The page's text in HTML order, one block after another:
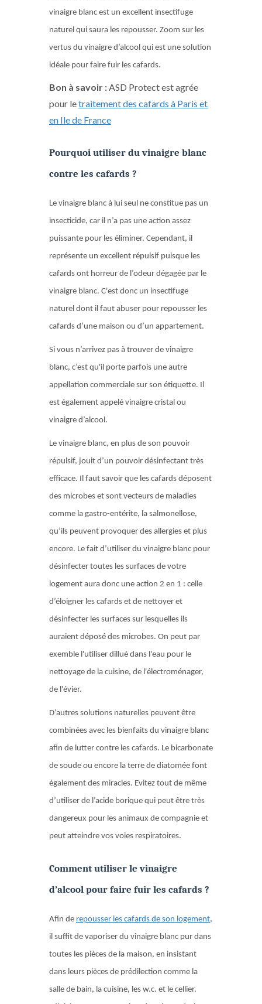
vinaigre blanc est un excellent insectifuge
naturel qui saura les repousser. Zoom sur les
vertus du vinaigre d’alcool qui est une solution
idéale pour faire fuir les cafards.
Bon à savoir :ASD Protect est agrée
pour letraitement des cafards à Paris et
en Ile de France
Pourquoi utiliser du vinaigre blanc
contre les cafards ?
Le vinaigre blanc à lui seul ne constitue pas un
insecticide, car il n’a pas une action assez
puissante pour les éliminer. Cependant, il
représente un excellent répulsif puisque les
cafards ont horreur de l’odeur dégagée par le
vinaigre blanc. C'est donc un insectifuge
naturel dont il faut abuser pour repousser les
cafards d’une maison ou d’un appartement.
Si vous n’arrivez pas à trouver de vinaigre
blanc, c’est qu'il porte parfois une autre
appellation commerciale sur son étiquette. Il
est également appelé vinaigre cristal ou
vinaigre d’alcool.
Le vinaigre blanc, en plus de son pouvoir
répulsif, jouit d’un pouvoir désinfectant très
efficace. Il faut savoir que les cafards déposent
des microbes et sont vecteurs de maladies
comme la gastro-entérite, la salmonellose,
qu’ils peuvent provoquer des allergies et plus
encore. Le fait d’utiliser du vinaigre blanc pour
désinfecter toutes les surfaces de votre
logement aura donc une action 2 en 1 : celle
d’éloigner les cafards et de nettoyer et
désinfecter les surfaces sur lesquelles ils
auraient déposé des microbes. On peut par
exemble l'utiliser dillué dans l'eau pour le
nettoyage de la cuisine, de l'électroménager,
de l'évier.
D’autres solutions naturelles peuvent être
combinées avec les bienfaits du vinaigre blanc
afin de lutter contre les cafards. Le bicarbonate
de soude ou encore la terre de diatomée font
également des miracles. Evitez tout de même
d’utiliser de l’acide borique qui peut être très
dangereux pour les animaux de compagnie et
peut atteindre vos voies respiratoires.
Comment utiliser le vinaigre
d’alcool pour faire fuir les cafards ?
Afin de repousser les cafards de son logement,
il suffit de vaporiser du vinaigre blanc pur dans
toutes les pièces de la maison, en insistant
dans leurs pièces de prédilection comme la
salle de bain, la cuisine, les w.c. et le cellier.